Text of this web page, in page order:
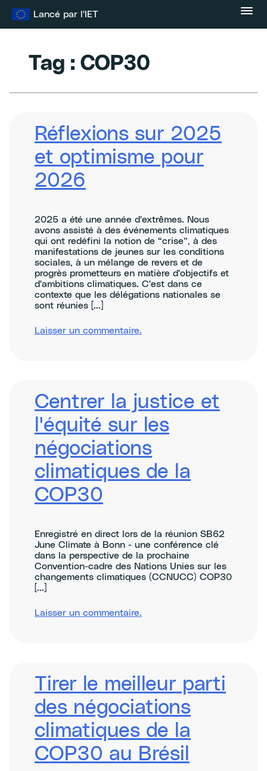
Lancé par l'IET
Tag : COP30
Réflexions sur 2025
et optimisme pour
2026
2025 a été une année d'extrêmes. Nous
avons assisté à des événements climatiques
qui ont redéfini la notion de “crise”, à des
manifestations de jeunes sur les conditions
sociales, à un mélange de revers et de
progrès prometteurs en matière d'objectifs et
d'ambitions climatiques. C'est dans ce
contexte que les délégations nationales se
sont réunies [...]
Laisser un commentairesur
2026
.
Centrer la justice et
l'équité sur les
négociations
climatiques de la
COP30
Enregistré en direct lors de la réunion SB62
June Climate à Bonn - une conférence clé
dans la perspective de la prochaine
Convention-cadre des Nations Unies sur les
changements climatiques (CCNUCC) COP30
[...]
Laisser un commentairesur
the
COP30
climate
negotiations
.
Tirer le meilleur parti
des négociations
climatiques de la
COP30 au Brésil